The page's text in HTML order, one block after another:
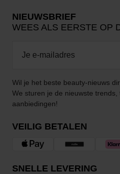
NIEUWSBRIEF
WEES ALS EERSTE OP
Wil je het beste beauty-nieuws
We sturen je de nieuwste trends,
aanbiedingen!
VEILIG BETALEN
SNELLE LEVERING